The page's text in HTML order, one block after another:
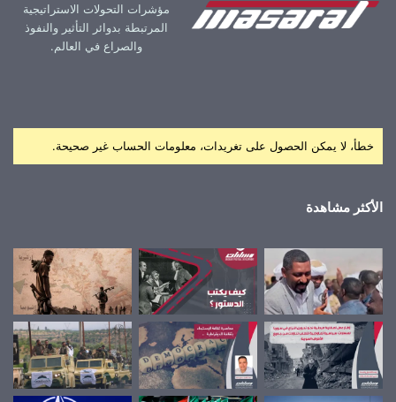
مؤشرات التحولات الاستراتيجية
المرتبطة بدوائر التأثير والنفوذ
والصراع في العالم.
خطأ، لا يمكن الحصول على تغريدات، معلومات الحساب غير صحيحة.
الأكثر مشاهدة